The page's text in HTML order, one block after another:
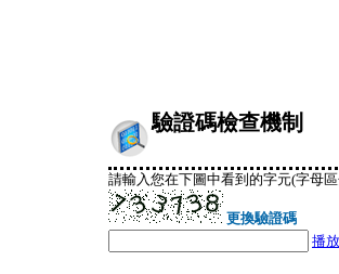
驗證碼檢查機制
請輸入您在下圖中看到的字元(字母
更換驗證碼
播